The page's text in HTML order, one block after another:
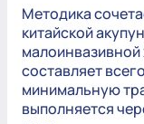
Методика
китайской
составляет
минимальную
выполняется